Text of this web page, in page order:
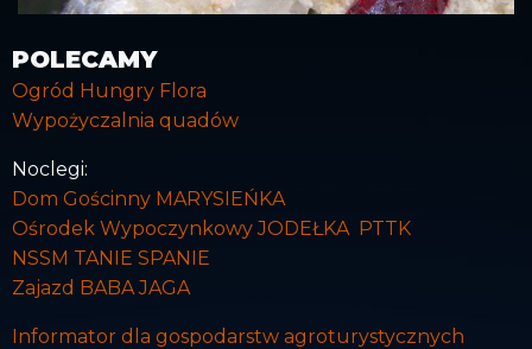
POLECAMY
Ogród Hungry Flora
Wypożyczalnia quadów
Noclegi:
Dom Gościnny MARYSIEŃKA
Ośrodek Wypoczynkowy JODEŁKA PTTK
NSSM TANIE SPANIE
Zajazd BABA JAGA
Informator dla gospodarstw agroturystycznych